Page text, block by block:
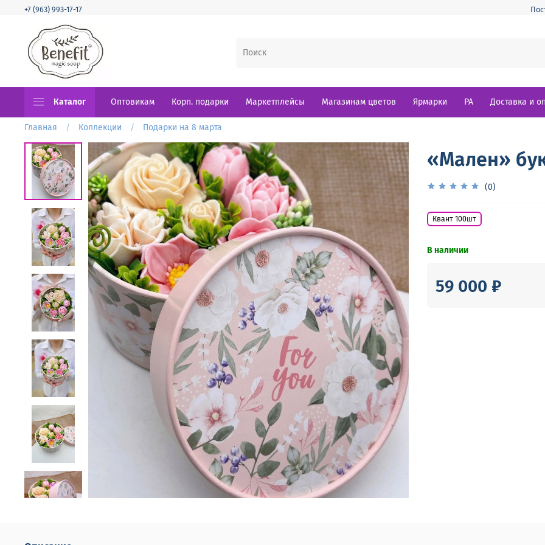
+7 (963) 993-17-17
Каталог Оптовикам Корп. подарки Маркетплейсы Магазинам цветов Ярмарки РА Доставка и
Главная Коллекции Подарки на 8 марта
«Мален»
(0)
Квант 100шт
В наличии
59 000 ₽